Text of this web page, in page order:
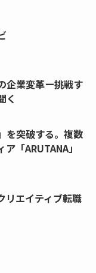
企業変革ー挑戦す
く
を突破する。複数
「ARUTANA」
リエイティブ転職